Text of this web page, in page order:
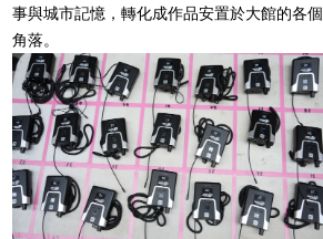
事與城市記憶，轉化成作品安置於大館的各個
角落。